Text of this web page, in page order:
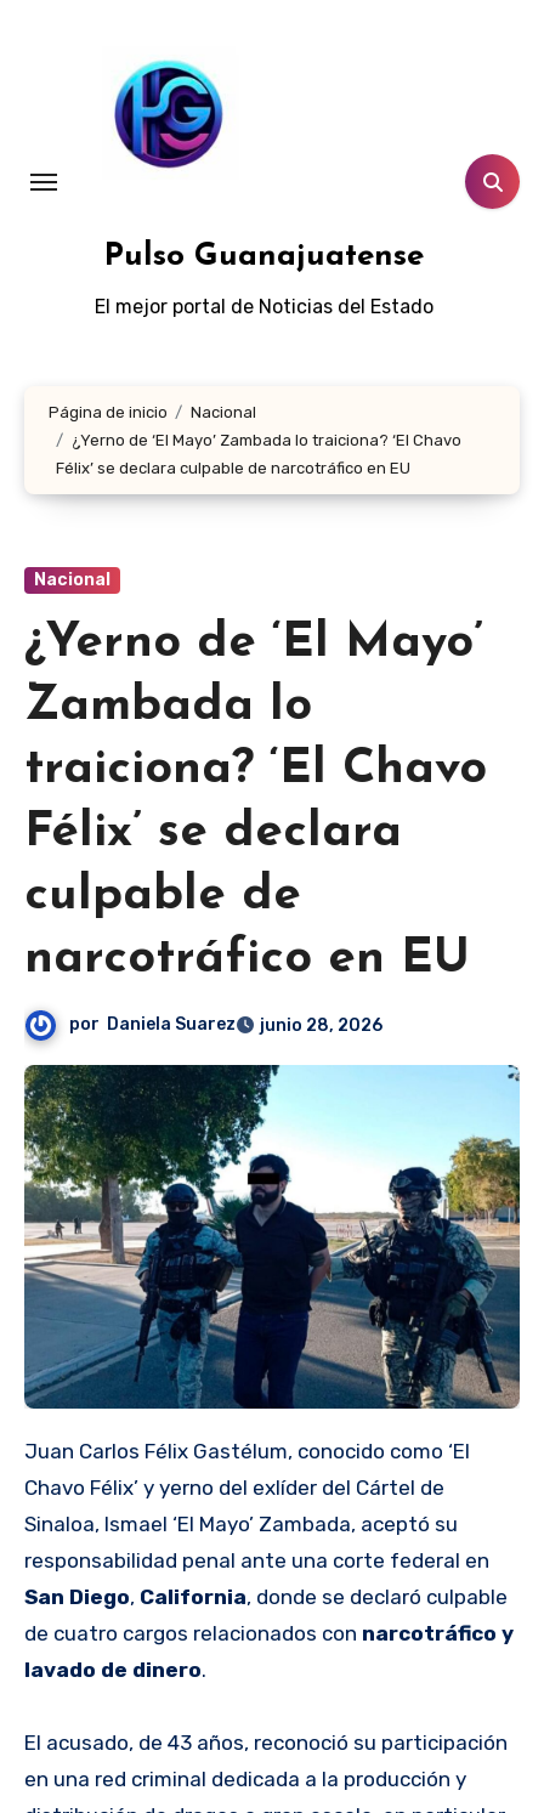
Pulso Guanajuatense
El mejor portal de Noticias del Estado
Página de inicio
Nacional
¿Yerno de ‘El Mayo’ Zambada lo traiciona? ‘El Chavo
Félix’ se declara culpable de narcotráfico en EU
Nacional
¿Yerno de ‘El Mayo’
Zambada lo
traiciona? ‘El Chavo
Félix’ se declara
culpable de
narcotráfico en EU
por Daniela Suarez junio 28, 2026
Juan Carlos Félix Gastélum, conocido como ‘El
Chavo Félix’ y yerno del exlíder del Cártel de
Sinaloa, Ismael ‘El Mayo’ Zambada, aceptó su
responsabilidad penal ante una corte federal en
San Diego, California, donde se declaró culpable
de cuatro cargos relacionados con narcotráfico y
lavado de dinero.
El acusado, de 43 años, reconoció su participación
en una red criminal dedicada a la producción y